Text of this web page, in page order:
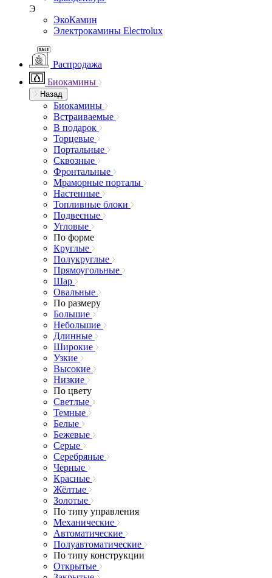
Э
ЭкоКамин
Электрокамины Electrolux
Распродажа
Биокамины
Назад
Биокамины
Встраиваемые
В подарок
Торцевые
Портальные
Сквозные
Фронтальные
Мраморные порталы
Настенные
Топливные блоки
Подвесные
Угловые
По форме
Круглые
Полукруглые
Прямоугольные
Шар
Овальные
По размеру
Большие
Небольшие
Длинные
Широкие
Узкие
Высокие
Низкие
По цвету
Светлые
Темные
Белые
Бежевые
Серые
Серебряные
Черные
Красные
Жёлтые
Золотые
По типу управления
Механические
Автоматические
Полуавтоматические
По типу конструкции
Открытые